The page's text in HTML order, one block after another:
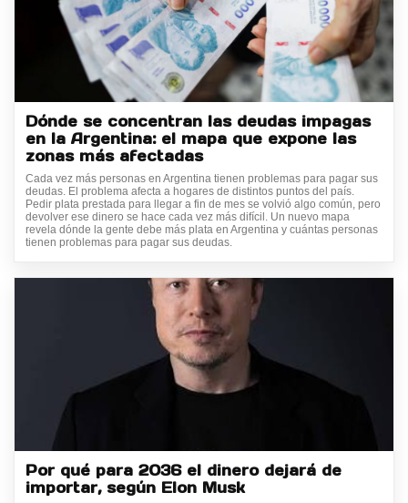
Dónde se concentran las deudas impagas
en la Argentina: el mapa que expone las
zonas más afectadas
Cada vez más personas en Argentina tienen problemas para pagar sus
deudas. El problema afecta a hogares de distintos puntos del país.
Pedir plata prestada para llegar a fin de mes se volvió algo común, pero
devolver ese dinero se hace cada vez más difícil. Un nuevo mapa
revela dónde la gente debe más plata en Argentina y cuántas personas
tienen problemas para pagar sus deudas.
Por qué para 2036 el dinero dejará de
importar, según Elon Musk